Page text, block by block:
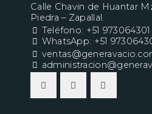
Calle Chavin de Huantar
Piedra – Zapallal.
Teléfono: +51 973064301
WhatsApp: +51